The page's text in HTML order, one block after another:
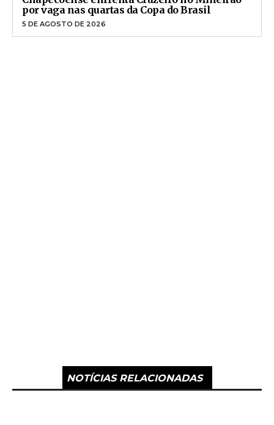
por vaga nas quartas da Copa do Brasil
5 DE AGOSTO DE 2026
NOTÍCIAS RELACIONADAS